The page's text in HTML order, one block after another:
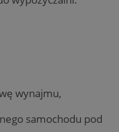
wynajmu,
samochodu pod